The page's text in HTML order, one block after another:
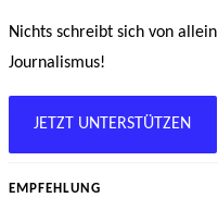
Nichts schreibt sich von
Journalismus!
JETZT UNTERSTÜTZEN
EMPFEHLUNG